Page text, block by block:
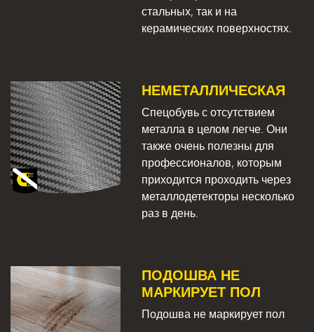
стальных, так и на
керамических поверхностях.
НЕМЕТАЛЛИЧЕСКАЯ
Спецобувь с отсутствием
металла в целом легче. Они
также очень полезны для
профессионалов, которым
приходится проходить через
металлодетекторы несколько
раз в день.
ПОДОШВА НЕ
МАРКИРУЕТ ПОЛ
Подошва не маркирует пол